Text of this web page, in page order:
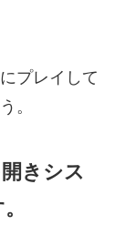
プレイして
。
きシス